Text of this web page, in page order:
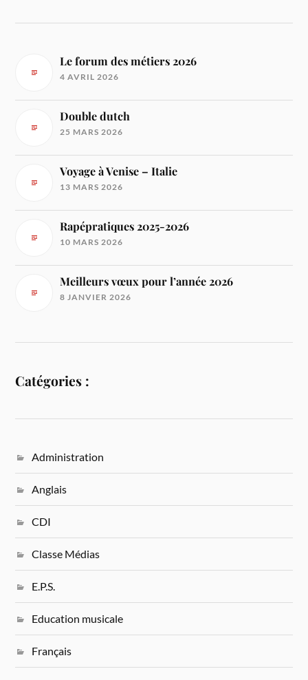
Le forum des métiers 2026
4 AVRIL 2026
Double dutch
25 MARS 2026
Voyage à Venise – Italie
13 MARS 2026
Rapépratiques 2025-2026
10 MARS 2026
Meilleurs vœux pour l’année 2026
8 JANVIER 2026
Catégories :
Administration
Anglais
CDI
Classe Médias
E.P.S.
Education musicale
Français